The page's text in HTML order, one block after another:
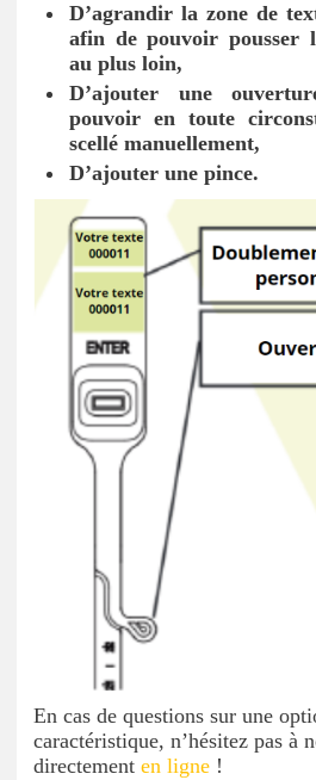
D’agrandir la zone de
afin de pouvoir pousser
au plus loin,
D’ajouter une
pouvoir en toute
scellé manuellement,
D’ajouter une pince.
En cas de questions sur une
caractéristique, n’hésitez pas à
directement en ligne !